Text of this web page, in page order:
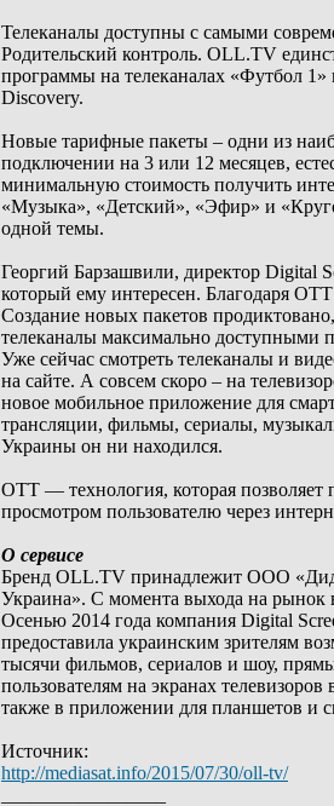
Телеканалы доступны с самыми
Родительский контроль. OLL.TV
программы на телеканалах «Футбол
Discovery.
Новые тарифные пакеты – одни из
подключении на 3 или 12 месяцев,
минимальную стоимость получить
«Музыка», «Детский», «Эфир» и
одной темы.
Георгий Барзашвили, директор Digital
который ему интересен. Благодаря
Создание новых пакетов
телеканалы максимально доступными
Уже сейчас смотреть телеканалы и
на сайте. А совсем скоро – на
новое мобильное приложение для
трансляции, фильмы, сериалы,
Украины он ни находился.
OTT — технология, которая
просмотром пользователю через
О сервисе
Бренд OLL.TV принадлежит ООО
Украина». C момента выхода на
Осенью 2014 года компания Digital
предоставила украинским зрителям
тысячи фильмов, сериалов и шоу,
пользователям на экранах
также в приложении для планшетов и
Источник:
http://mediasat.info/2015/07/30/oll-tv/